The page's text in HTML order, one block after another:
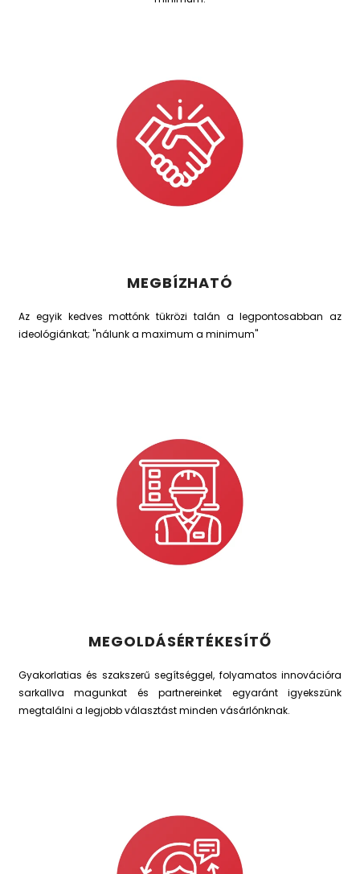
MEGBÍZHATÓ
Az egyik kedves mottónk tükrözi talán a legpontosabban az
ideológiánkat; "nálunk a maximum a minimum"
MEGOLDÁSÉRTÉKESÍTŐ
Gyakorlatias és szakszerű segítséggel, folyamatos innovációra
sarkallva magunkat és partnereinket egyaránt igyekszünk
megtalálni a legjobb választást minden vásárlónknak.